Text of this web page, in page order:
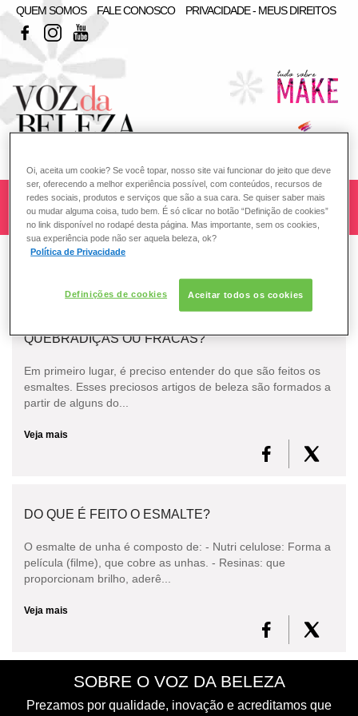
QUEM SOMOS FALE CONOSCO
PRIVACIDADE - MEUS DIREITOS
FACEBOOKINSTAGRAMYOUTUBE
COMO POSSO AJUDAR? DÚVIDAS SOBRE:
ESMALTE
VOZ DA BELEZA COLORAMA
Busca para: sais minerais
QUEBRADIÇAS OU FRACAS?
Em primeiro lugar, é preciso entender do que são feitos os
esmaltes. Esses preciosos artigos de beleza são formados a
partir de alguns do...
Veja mais
DO QUE É FEITO O ESMALTE?
O esmalte de unha é composto de: - Nutri celulose: Forma a
película (filme), que cobre as unhas. - Resinas: que
proporcionam brilho, aderê...
Veja mais
SOBRE O VOZ DA BELEZA
Prezamos por qualidade, inovação e acreditamos que
Oi, aceita um cookie? Se você topar, nosso site vai funcionar do jeito que deve
ser, oferecendo a melhor experiência possível, com conteúdos, recursos de
redes sociais, produtos e serviços que são a sua cara. Se quiser saber mais
ou mudar alguma coisa, tudo bem. É só clicar no botão “Definição de cookies”
no link disponível no rodapé desta página. Mas importante, sem os cookies,
sua experiência pode não ser aquela beleza, ok?
Política de Privacidade
Definições de cookies Aceitar todos os cookies